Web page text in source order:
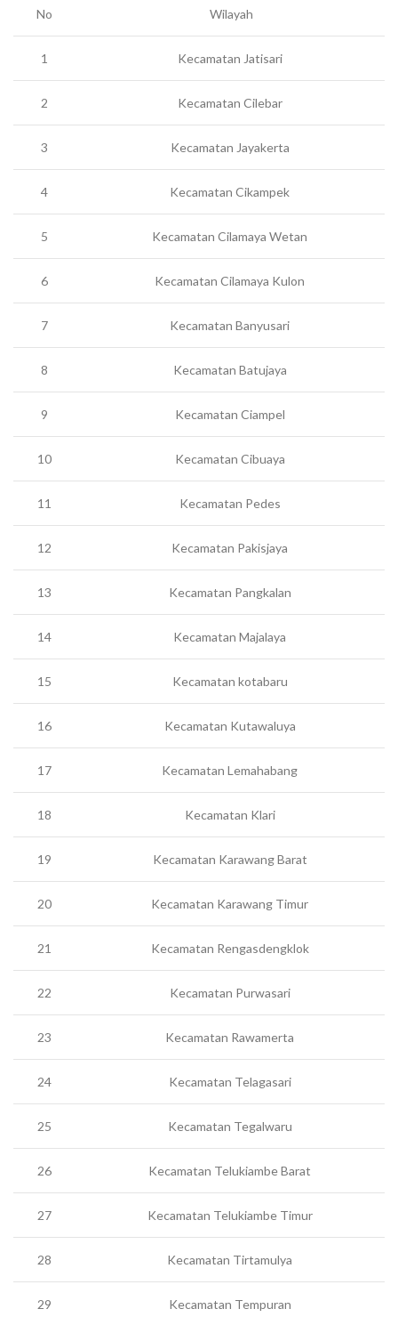
No Wilayah
1 Kecamatan Jatisari
2 Kecamatan Cilebar
3 Kecamatan Jayakerta
4 Kecamatan Cikampek
5 Kecamatan Cilamaya Wetan
6 Kecamatan Cilamaya Kulon
7 Kecamatan Banyusari
8 Kecamatan Batujaya
9 Kecamatan Ciampel
10 Kecamatan Cibuaya
11 Kecamatan Pedes
12 Kecamatan Pakisjaya
13 Kecamatan Pangkalan
14 Kecamatan Majalaya
15 Kecamatan kotabaru
16 Kecamatan Kutawaluya
17 Kecamatan Lemahabang
18 Kecamatan Klari
19 Kecamatan Karawang Barat
20 Kecamatan Karawang Timur
21 Kecamatan Rengasdengklok
22 Kecamatan Purwasari
23 Kecamatan Rawamerta
24 Kecamatan Telagasari
25 Kecamatan Tegalwaru
26 Kecamatan Telukiambe Barat
27 Kecamatan Telukiambe Timur
28 Kecamatan Tirtamulya
29 Kecamatan Tempuran